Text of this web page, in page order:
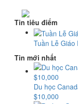
Tin tiêu điểm
Tuần Lễ Giáo
Tin mới nhất
Du học
$10,000